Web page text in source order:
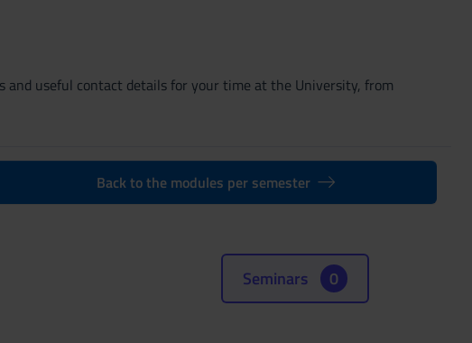
useful contact details for your time at the University, from
Back to the modules per semester
Seminars 0